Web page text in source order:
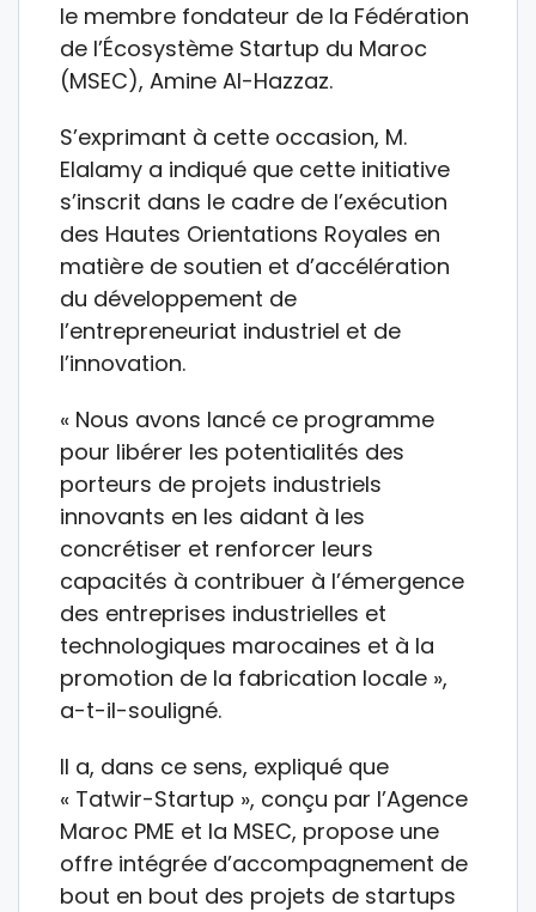
le membre fondateur de la Fédération
de l’Écosystème Startup du Maroc
(MSEC), Amine Al-Hazzaz.
S’exprimant à cette occasion, M.
Elalamy a indiqué que cette initiative
s’inscrit dans le cadre de l’exécution
des Hautes Orientations Royales en
matière de soutien et d’accélération
du développement de
l’entrepreneuriat industriel et de
l’innovation.
« Nous avons lancé ce programme
pour libérer les potentialités des
porteurs de projets industriels
innovants en les aidant à les
concrétiser et renforcer leurs
capacités à contribuer à l’émergence
des entreprises industrielles et
technologiques marocaines et à la
promotion de la fabrication locale »,
a-t-il-souligné.
Il a, dans ce sens, expliqué que
« Tatwir-Startup », conçu par l’Agence
Maroc PME et la MSEC, propose une
offre intégrée d’accompagnement de
bout en bout des projets de startups